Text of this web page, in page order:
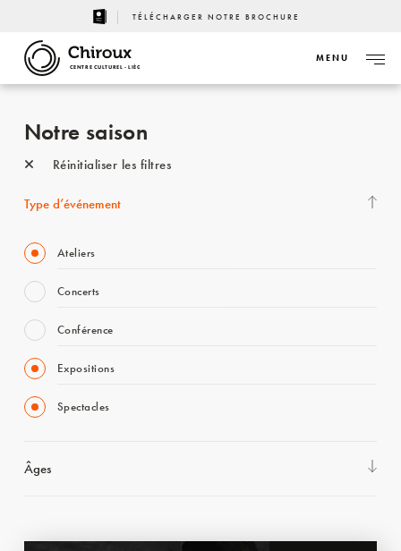
TÉLÉCHARGER NOTRE BROCHURE
CENTRE CULTUREL - LIÈGE
MENU
Notre saison
Réinitialiser les filtres
Type d’événement
Ateliers
Concerts
Conférence
Expositions
Spectacles
Âges